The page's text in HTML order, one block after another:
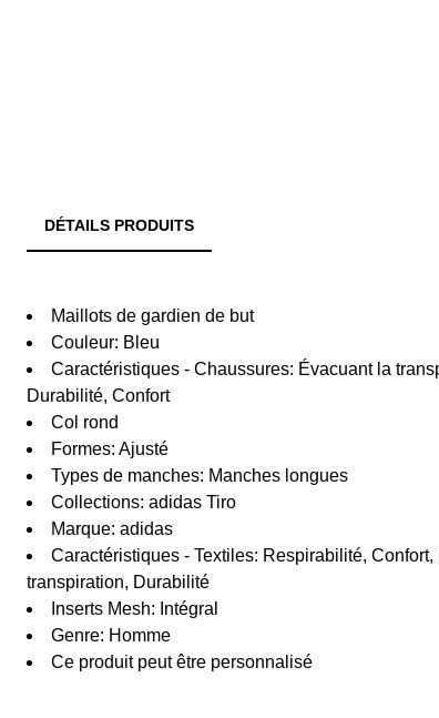
DÉTAILS PRODUITS
Maillots de gardien de but
Couleur: Bleu
Caractéristiques - Chaussures: Évacuant la
Durabilité, Confort
Col rond
Formes: Ajusté
Types de manches: Manches longues
Collections: adidas Tiro
Marque: adidas
Caractéristiques - Textiles: Respirabilité,
transpiration, Durabilité
Inserts Mesh: Intégral
Genre: Homme
Ce produit peut être personnalisé